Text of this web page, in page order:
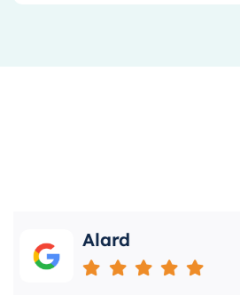
temperature. Whether you
thermostatic set ensures you
Moreover, the inclusion of
easy way to control the
water pressure to your liking,
Quality You Can
Being a product from a
in terms of quality and
brushed copper PVD finish
Alard